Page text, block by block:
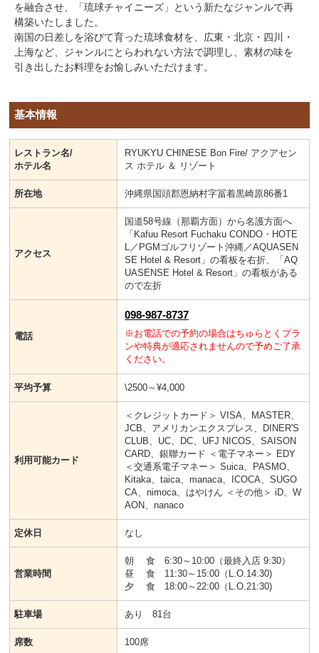
を融合させ、「琉球チャイニーズ」という新たなジャンルで再
構築いたしました。
南国の日差しを浴びて育った琉球食材を、広東・北京・四川・
上海など、ジャンルにとらわれない方法で調理し、素材の味を
引き出したお料理をお愉しみいただけます。
基本情報
レストラン名/
ホテル名
RYUKYU CHINESE Bon Fire/ アクアセン
ス ホテル ＆ リゾート
所在地 沖縄県国頭郡恩納村字冨着黒崎原86番1
アクセス
国道58号線（那覇方面）から名護方面へ
「Kafuu Resort Fuchaku CONDO・HOTE
L／PGMゴルフリゾート沖縄／AQUASEN
SE Hotel & Resort」の看板を右折、「AQ
UASENSE Hotel & Resort」の看板がある
ので左折
電話
098-987-8737
※お電話での予約の場合はちゅらとくプラ
ンや特典が適応されませんので予めご了承
ください。
平均予算 \2500～¥4,000
利用可能カード
＜クレジットカード＞ VISA、MASTER、
JCB、アメリカンエクスプレス、DINER'S
CLUB、UC、DC、UFJ NICOS、SAISON
CARD、銀聯カード ＜電子マネー＞ EDY
＜交通系電子マネー＞ Suica、PASMO、
Kitaka、taica、manaca、ICOCA、SUGO
CA、nimoca、はやけん ＜その他＞ iD、W
AON、nanaco
定休日 なし
営業時間
朝 食 6:30～10:00（最終入店 9:30）
昼 食 11:30～15:00（L.O.14:30)
夕 食 18:00～22:00（L.O.21:30)
駐車場 あり 81台
席数 100席